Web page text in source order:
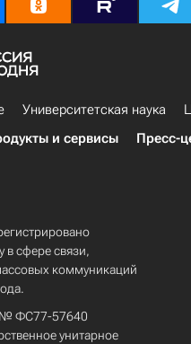
Университетская наука
и сервисы Пресс-
в сфере связи,
коммуникаций
№ ФС77-57640
унитарное